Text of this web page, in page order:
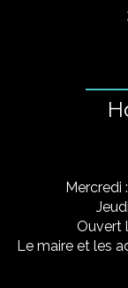
Mercredi
Ouvert
Le maire et les